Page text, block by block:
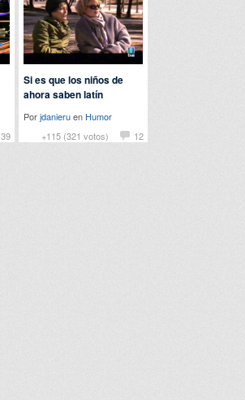
39 +115 (321 votos) 12
Si es que los niños de
ahora saben latín
Porjdanieruen Humor